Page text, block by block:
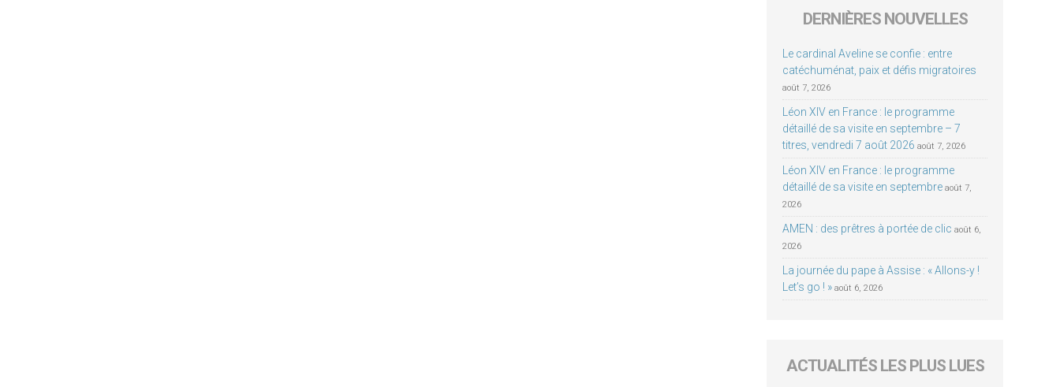
DERNIÈRES NOUVELLES
Le cardinal Aveline se confie : entre
catéchuménat, paix et défis migratoires
août 7, 2026
Léon XIV en France : le programme
détaillé de sa visite en septembre – 7
titres, vendredi 7 août 2026 août 7, 2026
Léon XIV en France : le programme
détaillé de sa visite en septembre août 7,
2026
AMEN : des prêtres à portée de clic août 6,
2026
La journée du pape à Assise : « Allons-y !
Let’s go ! » août 6, 2026
ACTUALITÉS LES PLUS LUES